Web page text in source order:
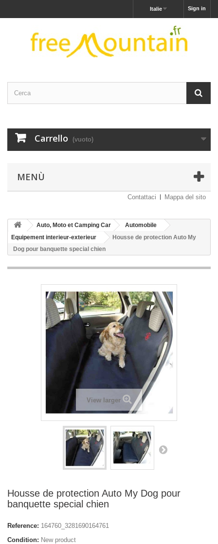
Sign in
Italie
Carrello (vuoto)
MENÙ
Contattaci Mappa del sito
Auto, Moto et Camping Car
Automobile
Equipement interieur-exterieur
Housse de protection Auto My
Dog pour banquette special chien
View larger
Housse de protection Auto My Dog pour
banquette special chien
Reference: 164760_3281690164761
Condition: New product